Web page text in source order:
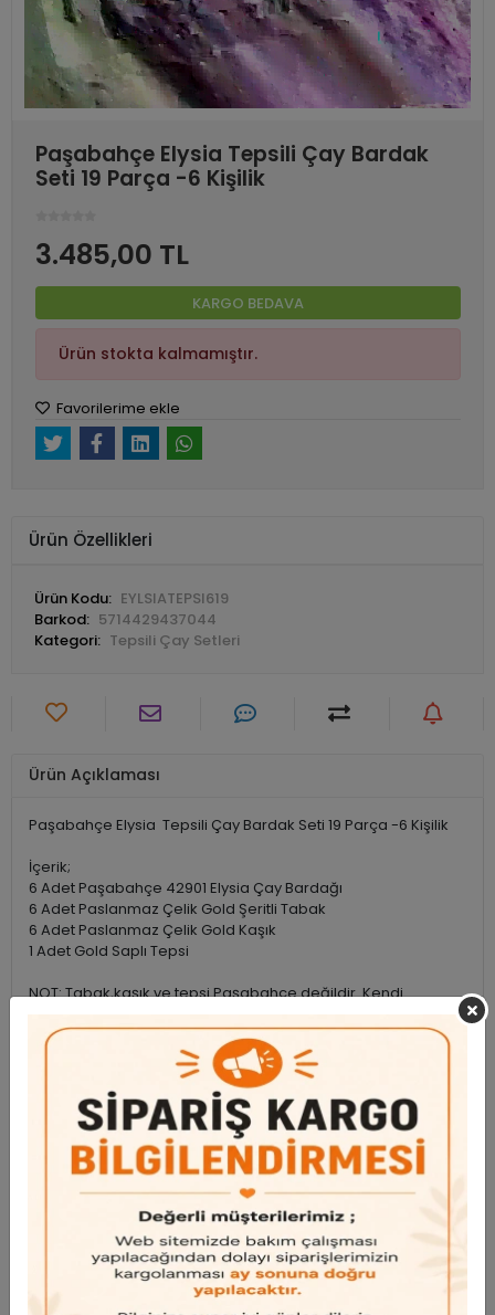
Paşabahçe Elysia Tepsili Çay Bardak
Seti 19 Parça -6 Kişilik
3.485,00 TL
KARGO BEDAVA
Ürün stokta kalmamıştır.
Favorilerime ekle
Ürün Özellikleri
Ürün Kodu: EYLSIATEPSI619
Barkod: 5714429437044
Kategori: Tepsili Çay Setleri
Ürün Açıklaması
Paşabahçe Elysia Tepsili Çay Bardak Seti 19 Parça -6 Kişilik
İçerik;
6 Adet Paşabahçe 42901 Elysia Çay Bardağı
6 Adet Paslanmaz Çelik Gold Şeritli Tabak
6 Adet Paslanmaz Çelik Gold Kaşık
1 Adet Gold Saplı Tepsi
NOT: Tabak,kaşık ve tepsi Paşabahçe değildir. Kendi
Konbinimizdir.
Garanti ve Teslimat
Taksit Seçenekleri
Bu ürün için henüz yorum yapılmadı.
Yorum Yap